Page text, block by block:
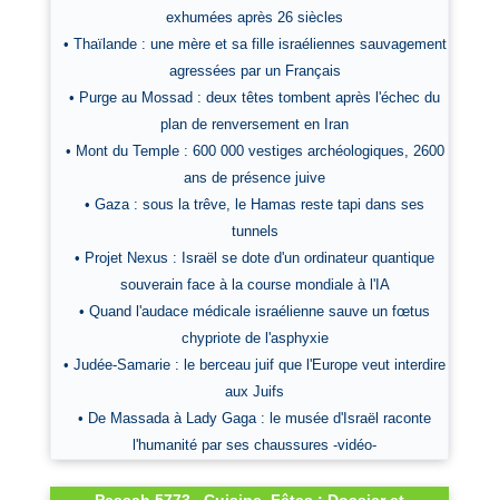
exhumées après 26 siècles
• Thaïlande : une mère et sa fille israéliennes sauvagement
agressées par un Français
• Purge au Mossad : deux têtes tombent après l'échec du
plan de renversement en Iran
• Mont du Temple : 600 000 vestiges archéologiques, 2600
ans de présence juive
• Gaza : sous la trêve, le Hamas reste tapi dans ses
tunnels
• Projet Nexus : Israël se dote d'un ordinateur quantique
souverain face à la course mondiale à l'IA
• Quand l'audace médicale israélienne sauve un fœtus
chypriote de l'asphyxie
• Judée-Samarie : le berceau juif que l'Europe veut interdire
aux Juifs
• De Massada à Lady Gaga : le musée d'Israël raconte
l'humanité par ses chaussures -vidéo-